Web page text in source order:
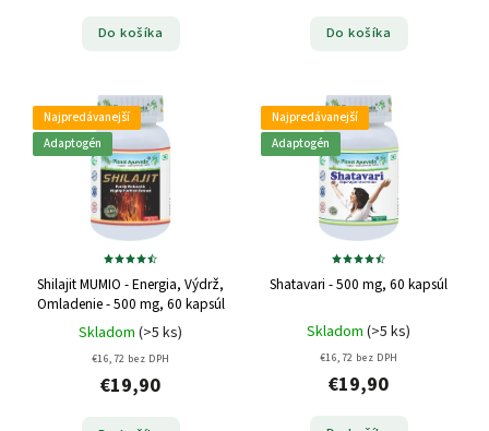
Do košíka Do košíka
Najpredávanejší
Adaptogén
Shilajit MUMIO - Energia, Výdrž,
Omladenie - 500 mg, 60 kapsúl
Skladom (>5 ks)
€16,72 bez DPH
€19,90
Najpredávanejší
Adaptogén
Shatavari - 500 mg, 60 kapsúl
Skladom (>5 ks)
€16,72 bez DPH
€19,90